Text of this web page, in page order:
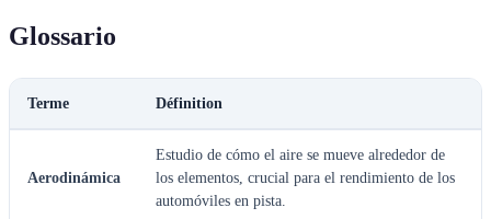
Glossario
Terme Définition
Aerodinámica
Estudio de cómo el aire se mueve alrededor de
los elementos, crucial para el rendimiento de los
automóviles en pista.